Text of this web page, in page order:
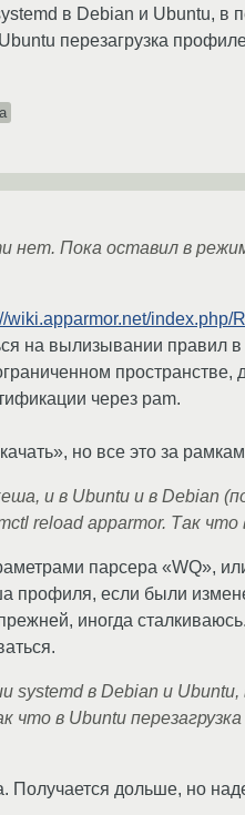
в Debian и Ubuntu, в
перезагрузка
нет. Пока оставил в
wiki.apparmor.net/index.php/
на вылизывании правил
через pam.
но все это за
и в Ubuntu и в Debian
reload apparmor. Так что
парсера «WQ»,
профиля, если были
иногда
systemd в Debian и
что в Ubuntu
Получается дольше, но